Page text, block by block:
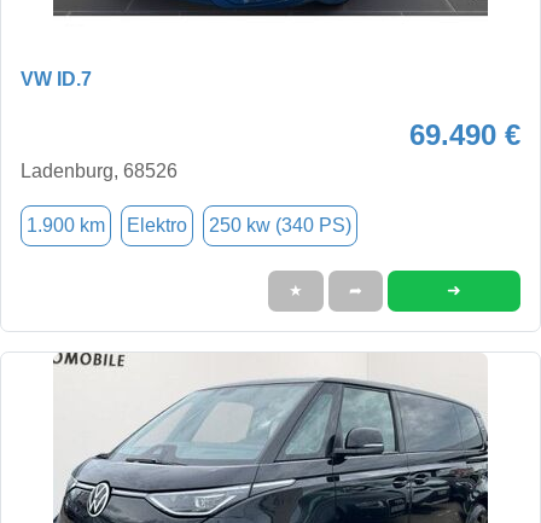
VW ID.7
69.490 €
Ladenburg, 68526
1.900 km Elektro 250 kw (340 PS)
★ ➦ ➜